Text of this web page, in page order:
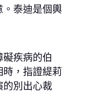
。泰迪是個輿
礙疾病的伯
時，指證緹莉
的別出心裁